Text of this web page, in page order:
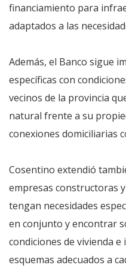
financiamiento para
adaptados a las
Además, el Banco sigue
específicas con
vecinos de la provincia
natural frente a su
conexiones domiciliarias
Cosentino extendió
empresas constructoras
tengan necesidades
en conjunto y encontrar
condiciones de vivienda
esquemas adecuados a